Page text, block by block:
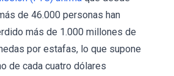
de 46.000 personas han
más de 1.000 millones de
por estafas, lo que supone
de cada cuatro dólares